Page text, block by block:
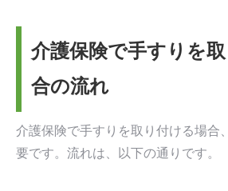
介護保険で手すりを
合の流れ
介護保険で手すりを取り付ける場合
要です。流れは、以下の通りです。